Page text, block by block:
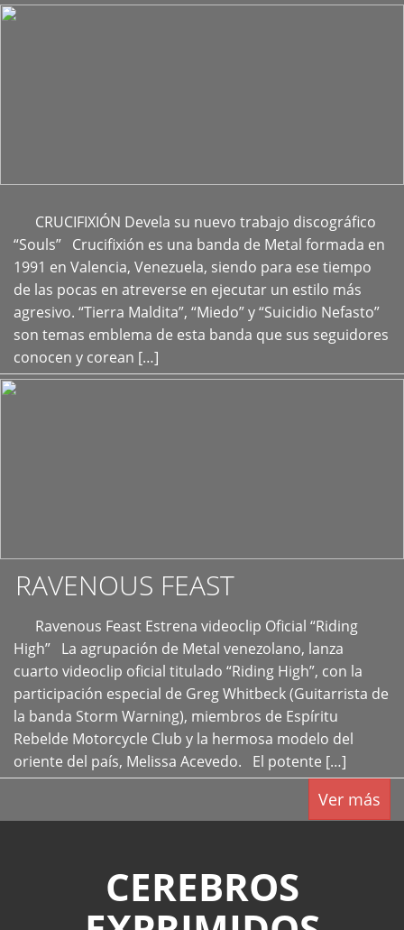
CRUCIFIXIÓN Devela su nuevo trabajo discográfico
“Souls” Crucifixión es una banda de Metal formada en
1991 en Valencia, Venezuela, siendo para ese tiempo
de las pocas en atreverse en ejecutar un estilo más
agresivo. “Tierra Maldita”, “Miedo” y “Suicidio Nefasto”
son temas emblema de esta banda que sus seguidores
conocen y corean […]
+
RAVENOUS FEAST
Ravenous Feast Estrena videoclip Oficial “Riding
High” La agrupación de Metal venezolano, lanza
cuarto videoclip oficial titulado “Riding High”, con la
participación especial de Greg Whitbeck (Guitarrista de
la banda Storm Warning), miembros de Espíritu
Rebelde Motorcycle Club y la hermosa modelo del
oriente del país, Melissa Acevedo. El potente […]
Ver más
CEREBROS